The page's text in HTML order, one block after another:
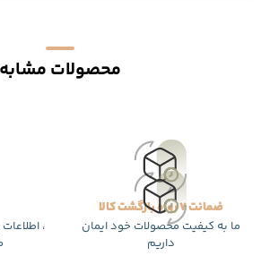
محصولات مشابه
ضمانت 7 روزه بازگشت کالا
ما به کیفیت محصولات خود ایمان
داریم
،